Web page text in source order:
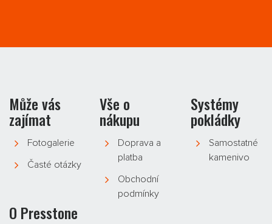
Může vás
zajímat
Fotogalerie
Časté otázky
Vše o
nákupu
Doprava a
platba
Obchodní
podmínky
Systémy
pokládky
Samostatné
kamenivo
O Presstone